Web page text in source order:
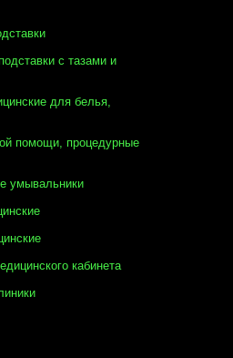
с тазами и
для белья,
помощи, процедурные
умывальники
кабинета